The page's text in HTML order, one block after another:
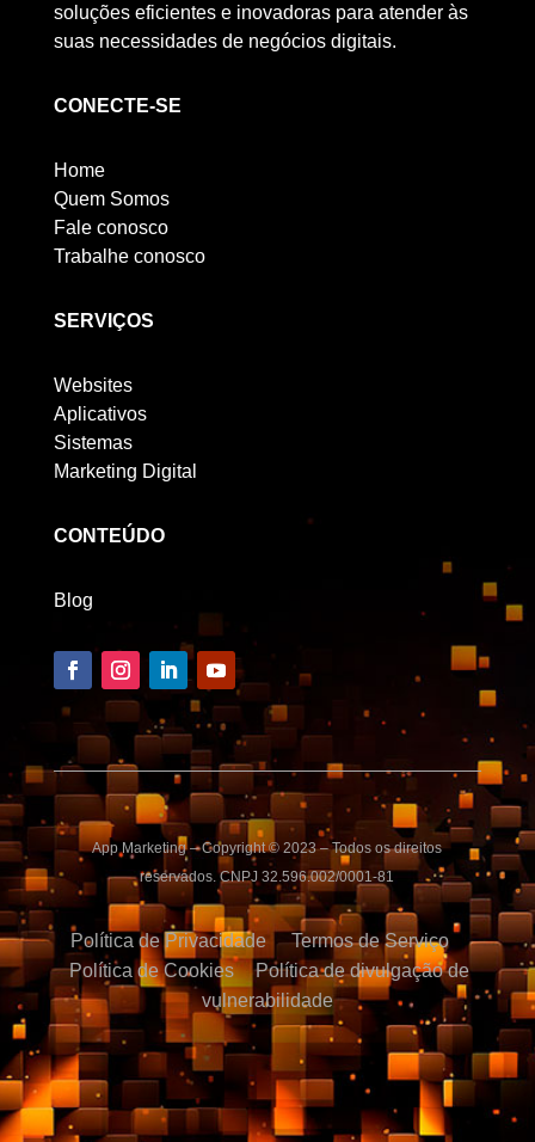
soluções eficientes e inovadoras para atender às
suas necessidades de negócios digitais.
CONECTE-SE
Home
Quem Somos
Fale conosco
Trabalhe conosco
SERVIÇOS
Websites
Aplicativos
Sistemas
Marketing Digital
CONTEÚDO
Blog
App Marketing – Copyright © 2023 – Todos os direitos
reservados. CNPJ 32.596.002/0001-81
Política de Privacidade
Termos de Serviço
Política de Cookies
Política de divulgação de
vulnerabilidade